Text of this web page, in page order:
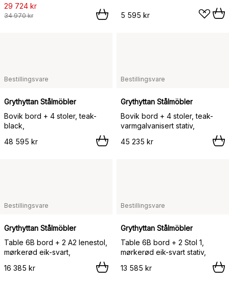
29 724 kr
34 970 kr
5 595 kr
Bestillingsvare
Grythyttan Stålmöbler
Bovik bord + 4 stoler, teak-
black,
48 595 kr
Bestillingsvare
Grythyttan Stålmöbler
Bovik bord + 4 stoler, teak-
varmgalvanisert stativ,
45 235 kr
Bestillingsvare
Grythyttan Stålmöbler
Table 6B bord + 2 A2 lenestol,
mørkerød eik-svart,
16 385 kr
Bestillingsvare
Grythyttan Stålmöbler
Table 6B bord + 2 Stol 1,
mørkerød eik-svart stativ,
13 585 kr